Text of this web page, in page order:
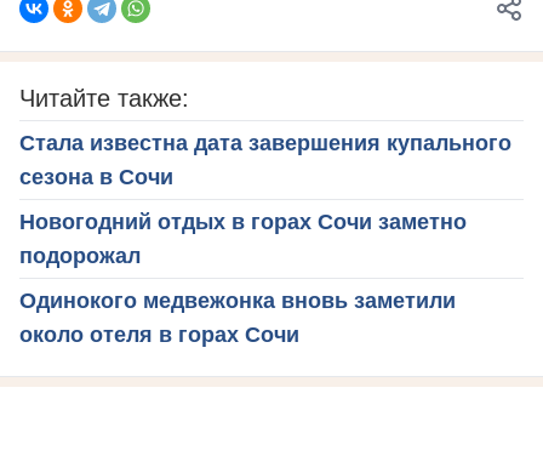
Читайте также:
Стала известна дата завершения купального
сезона в Сочи
Новогодний отдых в горах Сочи заметно
подорожал
Одинокого медвежонка вновь заметили
около отеля в горах Сочи